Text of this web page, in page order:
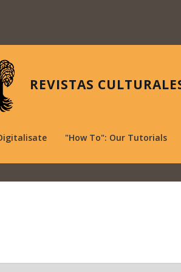
REVISTAS
"How To": Our Tutorials